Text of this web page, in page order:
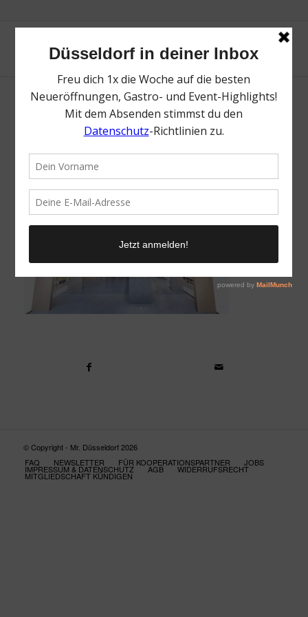
foto_koch_duesseldorf_filiale_7
22. April 2021 /
© Copyright - Mr. Düsseldorf 2026
FAQ
NEWSLETTER FÜR KOOPERATIONSPARTNER JOBS
IMPRESSUM & DATENSCHUTZ AGB WIDERRUFSRECHT
MITGLIEDSCHAFT KÜNDIGEN